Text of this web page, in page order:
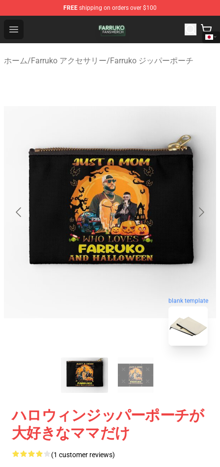
FREE shipping on orders over $100
Open menu
Farruko Shop - Official Farruko Merchandise Store
ホーム/Farruko アクセサリー/Farruko ジッパーポーチ
blank template
ハロウィンジッパーポーチが
大好きなママだけ
(1 customer reviews)